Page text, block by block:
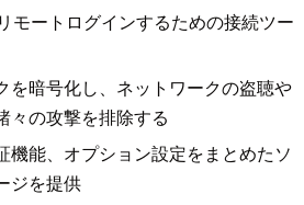
モートログインするための接続ツー
を暗号化し、ネットワークの盗聴や
々の攻撃を排除する
機能、オプション設定をまとめたソ
ジを提供